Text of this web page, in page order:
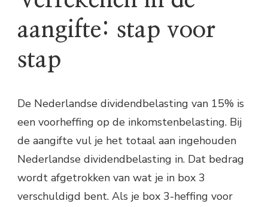
aangifte: stap voor
stap
De Nederlandse dividendbelasting van 15% is
een voorheffing op de inkomstenbelasting. Bij
de aangifte vul je het totaal aan ingehouden
Nederlandse dividendbelasting in. Dat bedrag
wordt afgetrokken van wat je in box 3
verschuldigd bent. Als je box 3-heffing voor